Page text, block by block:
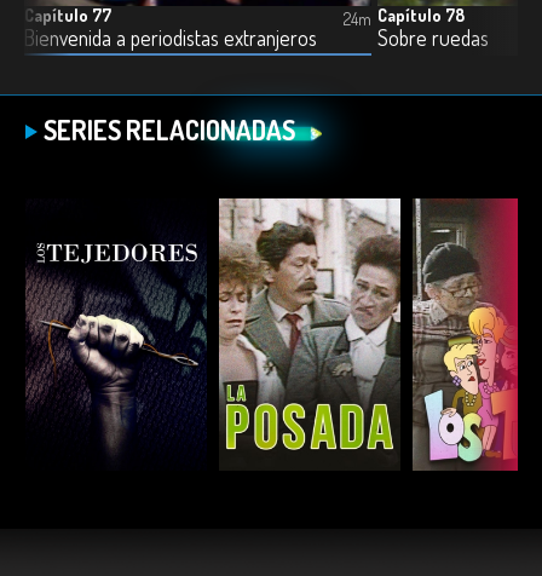
Capítulo 77
Bienvenida a periodistas extranjeros
24m Capítulo 78
Sobre ruedas
SERIES RELACIONADAS
ESCUCHAR ESCUCHAR